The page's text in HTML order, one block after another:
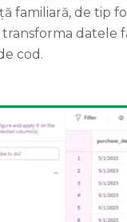
familiară, de tip
datele
cod.